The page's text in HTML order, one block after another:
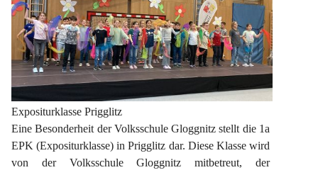
Expositurklasse Prigglitz
Eine Besonderheit der Volksschule Gloggnitz stellt die 1a
EPK (Expositurklasse) in Prigglitz dar. Diese Klasse wird
von der Volksschule Gloggnitz mitbetreut, der